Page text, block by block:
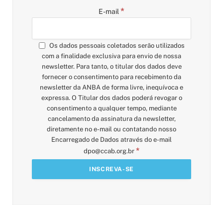
E-mail*
Os dados pessoais coletados serão utilizados
com a finalidade exclusiva para envio de nossa
newsletter. Para tanto, o titular dos dados deve
fornecer o consentimento para recebimento da
newsletter da ANBA de forma livre, inequívoca e
expressa. O Titular dos dados poderá revogar o
consentimento a qualquer tempo, mediante
cancelamento da assinatura da newsletter,
diretamente no e-mail ou contatando nosso
Encarregado de Dados através do e-mail
dpo@ccab.org.br *